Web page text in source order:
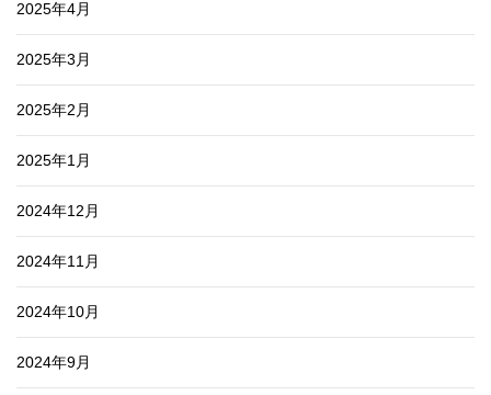
2025年4月
2025年3月
2025年2月
2025年1月
2024年12月
2024年11月
2024年10月
2024年9月